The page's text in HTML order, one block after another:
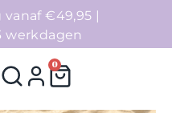
vanaf €49,95 |
werkdagen
0